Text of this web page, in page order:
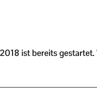
ist bereits gestartet.